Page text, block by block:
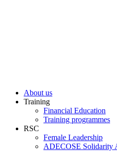
About us
Training
Financial Education
Training programmes
RSC
Female Leadership
ADECOSE Solidarity